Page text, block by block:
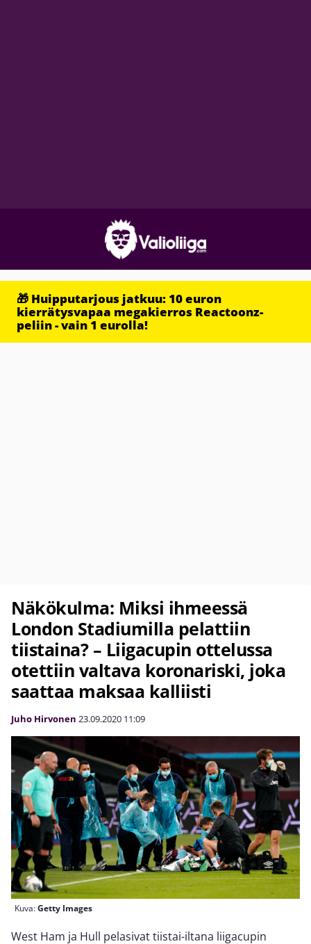
🎁 Huipputarjous jatkuu: 10 euron
kierrätysvapaa megakierros Reactoonz-
peliin - vain 1 eurolla!
Näkökulma: Miksi ihmeessä
London Stadiumilla pelattiin
tiistaina? – Liigacupin ottelussa
otettiin valtava koronariski, joka
saattaa maksaa kalliisti
Juho Hirvonen 23.09.2020 11:09
Kuva:Getty Images
West Ham ja Hull pelasivat tiistai-iltana liigacupin